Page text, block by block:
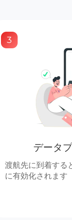
3
データ
渡航先に到着する
に有効化されます